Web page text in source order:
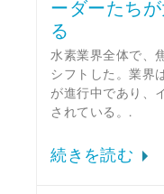
ーダーたち
る
水素業界全体で、
シフトした。業界
が進行中であり、
されている。.
続きを読む